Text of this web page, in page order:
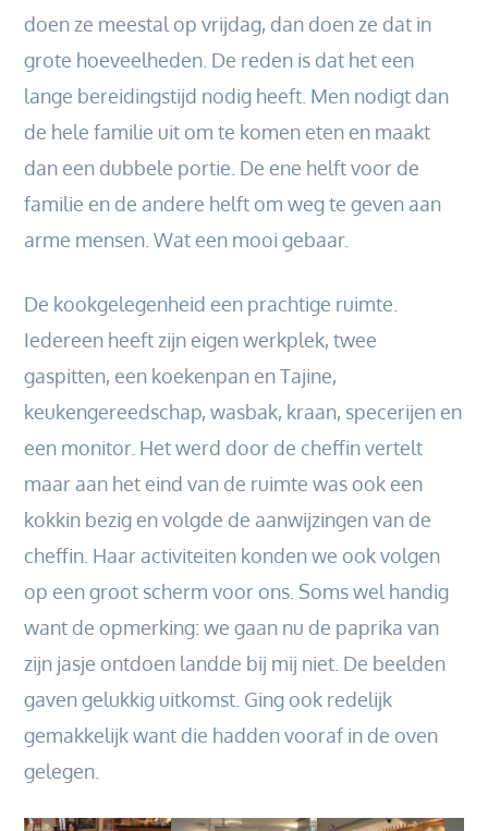
doen ze meestal op vrijdag, dan doen ze dat in
grote hoeveelheden. De reden is dat het een
lange bereidingstijd nodig heeft. Men nodigt dan
de hele familie uit om te komen eten en maakt
dan een dubbele portie. De ene helft voor de
familie en de andere helft om weg te geven aan
arme mensen. Wat een mooi gebaar.
De kookgelegenheid een prachtige ruimte.
Iedereen heeft zijn eigen werkplek, twee
gaspitten, een koekenpan en Tajine,
keukengereedschap, wasbak, kraan, specerijen en
een monitor. Het werd door de cheffin vertelt
maar aan het eind van de ruimte was ook een
kokkin bezig en volgde de aanwijzingen van de
cheffin. Haar activiteiten konden we ook volgen
op een groot scherm voor ons. Soms wel handig
want de opmerking: we gaan nu de paprika van
zijn jasje ontdoen landde bij mij niet. De beelden
gaven gelukkig uitkomst. Ging ook redelijk
gemakkelijk want die hadden vooraf in de oven
gelegen.